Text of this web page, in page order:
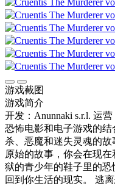
游戏截图
游戏简介
开发：Anunnaki s.r.l. 运营
恐怖电影和电子游戏的
杀、恶魔和迷失灵魂的
原始的故事，你会在现
狱的青少年的鞋子里的
回到你生活的现实。 逃